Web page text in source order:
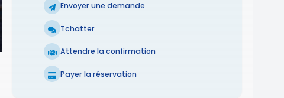
Envoyer une demande
Tchatter
Attendre la confirmation
Payer la réservation